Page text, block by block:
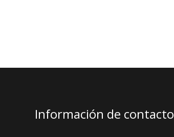
Información de contacto